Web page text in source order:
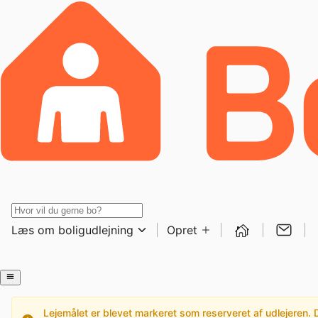
Læs om boligudlejning Opret
Lejemålet er blevet markeret som reserveret af